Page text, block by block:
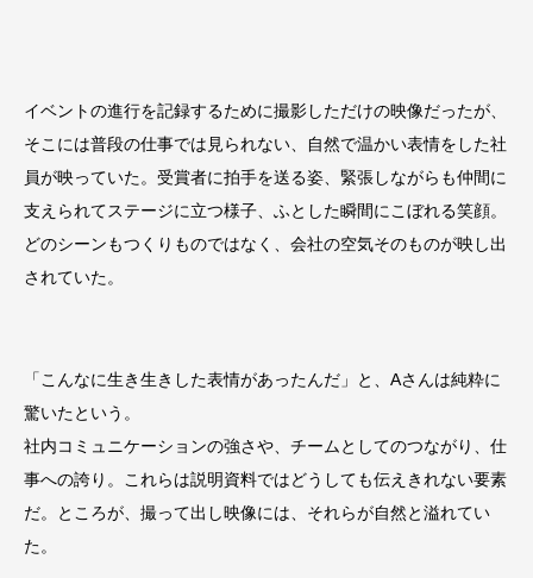
イベントの進行を記録するために撮影しただけの映像だったが、
そこには普段の仕事では見られない、自然で温かい表情をした社
員が映っていた。受賞者に拍手を送る姿、緊張しながらも仲間に
支えられてステージに立つ様子、ふとした瞬間にこぼれる笑顔。
どのシーンもつくりものではなく、会社の空気そのものが映し出
されていた。
「こんなに生き生きした表情があったんだ」と、Aさんは純粋に
驚いたという。
社内コミュニケーションの強さや、チームとしてのつながり、仕
事への誇り。これらは説明資料ではどうしても伝えきれない要素
だ。ところが、撮って出し映像には、それらが自然と溢れてい
た。